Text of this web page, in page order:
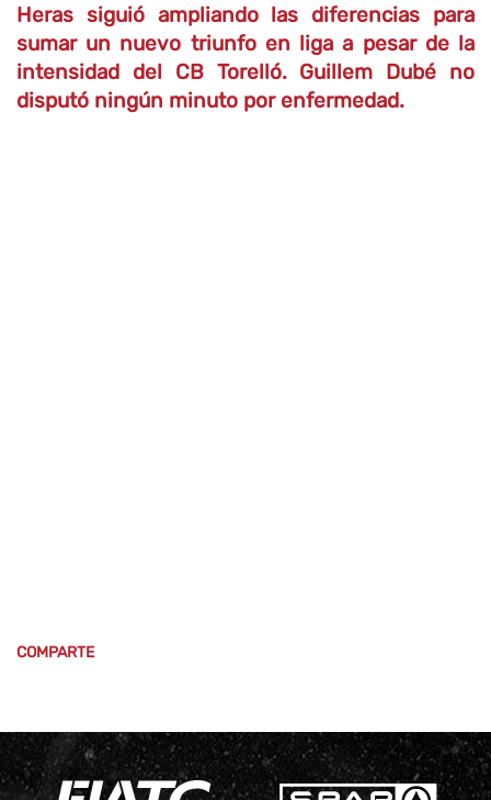
Heras siguió ampliando las diferencias para
sumar un nuevo triunfo en liga a pesar de la
intensidad del CB Torelló. Guillem Dubé no
disputó ningún minuto por enfermedad.
COMPARTE